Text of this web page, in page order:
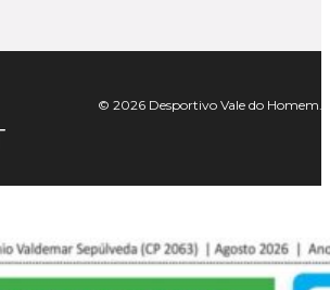
© 2026 Desportivo Vale do Homem.